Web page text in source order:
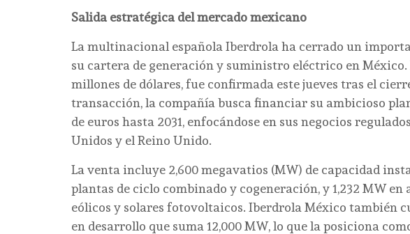
Salida estratégica del mercado mexicano
La multinacional española Iberdrola ha cerrado un
su cartera de generación y suministro eléctrico en México.
millones de dólares, fue confirmada este jueves tras el
transacción, la compañía busca financiar su ambicioso
de euros hasta 2031, enfocándose en sus negocios
Unidos y el Reino Unido.
La venta incluye 2,600 megavatios (MW) de capacidad
plantas de ciclo combinado y cogeneración, y 1,232 MW
eólicos y solares fotovoltaicos. Iberdrola México también
en desarrollo que suma 12,000 MW, lo que la posiciona